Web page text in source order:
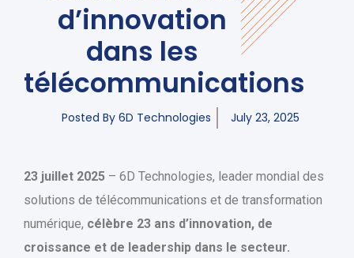
d’innovation
dans les
télécommunications
Posted By6D Technologies July 23, 2025
23 juillet 2025 – 6D Technologies, leader mondial des
solutions de télécommunications et de transformation
numérique, célèbre 23 ans d’innovation, de
croissance et de leadership dans le secteur.